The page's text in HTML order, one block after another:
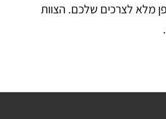
מלא לצרכים שלכם. הצוות